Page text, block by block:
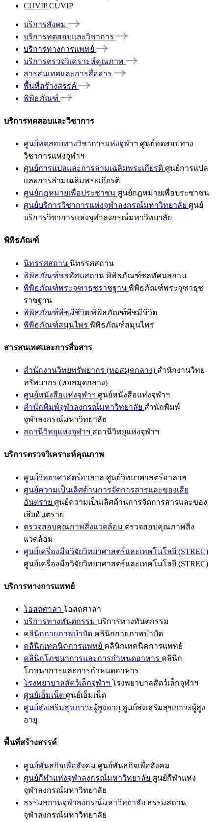
CUVIPCUVIP
บริการสังคม
บริการทดสอบและวิชาการ
บริการทางการแพทย์
บริการตรวจวิเคราะห์คุณภาพ
สารสนเทศและการสื่อสาร
พื้นที่สร้างสรรค์
พิพิธภัณฑ์
บริการทดสอบและวิชาการ
ศูนย์ทดสอบทางวิชาการแห่งจุฬาฯ ศูนย์ทดสอบทาง
วิชาการแห่งจุฬาฯ
ศูนย์การแปลและการล่ามเฉลิมพระเกียรติ ศูนย์การแปล
และการล่ามเฉลิมพระเกียรติ
ศูนย์กฎหมายเพื่อประชาชน ศูนย์กฎหมายเพื่อประชาชน
ศูนย์บริการวิชาการแห่งจุฬาลงกรณ์มหาวิทยาลัย ศูนย์
บริการวิชาการแห่งจุฬาลงกรณ์มหาวิทยาลัย
พิพิธภัณฑ์
นิทรรศสถาน นิทรรศสถาน
พิพิธภัณฑ์ชลทัศนสถาน พิพิธภัณฑ์ชลทัศนสถาน
พิพิธภัณฑ์พระจุฑาธุชราชฐาน พิพิธภัณฑ์พระจุฑาธุช
ราชฐาน
พิพิธภัณฑ์พืชมีชีวิต พิพิธภัณฑ์พืชมีชีวิต
พิพิธภัณฑ์สมุนไพร พิพิธภัณฑ์สมุนไพร
สารสนเทศและการสื่อสาร
สำนักงานวิทยทรัพยากร (หอสมุดกลาง) สำนักงานวิทย
ทรัพยากร (หอสมุดกลาง)
ศูนย์หนังสือแห่งจุฬาฯ ศูนย์หนังสือแห่งจุฬาฯ
สำนักพิมพ์จุฬาลงกรณ์มหาวิทยาลัย สำนักพิมพ์
จุฬาลงกรณ์มหาวิทยาลัย
สถานีวิทยุแห่งจุฬาฯ สถานีวิทยุแห่งจุฬาฯ
บริการตรวจวิเคราะห์คุณภาพ
ศูนย์วิทยาศาสตร์ฮาลาล ศูนย์วิทยาศาสตร์ฮาลาล
ศูนย์ความเป็นเลิศด้านการจัดการสารและของเสีย
อันตราย ศูนย์ความเป็นเลิศด้านการจัดการสารและของ
เสียอันตราย
ตรวจสอบคุณภาพสิ่งแวดล้อม ตรวจสอบคุณภาพสิ่ง
แวดล้อม
ศูนย์เครื่องมือวิจัยวิทยาศาสตร์และเทคโนโลยี (STREC)
ศูนย์เครื่องมือวิจัยวิทยาศาสตร์และเทคโนโลยี (STREC)
บริการทางการแพทย์
โอสถศาลา โอสถศาลา
บริการทางทันตกรรม บริการทางทันตกรรม
คลินิกกายภาพบำบัด คลินิกกายภาพบำบัด
คลินิกเทคนิคการแพทย์ คลินิกเทคนิคการแพทย์
คลินิกโภชนาการและการกำหนดอาหาร คลินิก
โภชนาการและการกำหนดอาหาร
โรงพยาบาลสัตว์เล็กจุฬาฯ โรงพยาบาลสัตว์เล็กจุฬาฯ
ศูนย์เอ็มเน็ต ศูนย์เอ็มเน็ต
ศูนย์ส่งเสริมสุขภาวะผู้สูงอายุ ศูนย์ส่งเสริมสุขภาวะผู้สูง
อายุ
พื้นที่สร้างสรรค์
ศูนย์พันธกิจเพื่อสังคม ศูนย์พันธกิจเพื่อสังคม
ศูนย์กีฬาแห่งจุฬาลงกรณ์มหาวิทยาลัย ศูนย์กีฬาแห่ง
จุฬาลงกรณ์มหาวิทยาลัย
ธรรมสถานจุฬาลงกรณ์มหาวิทยาลัย ธรรมสถาน
จุฬาลงกรณ์มหาวิทยาลัย